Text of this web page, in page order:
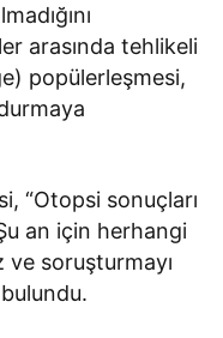
arasında tehlikeli
popülerleşmesi,
“Otopsi sonuçları
an için herhangi
soruşturmayı